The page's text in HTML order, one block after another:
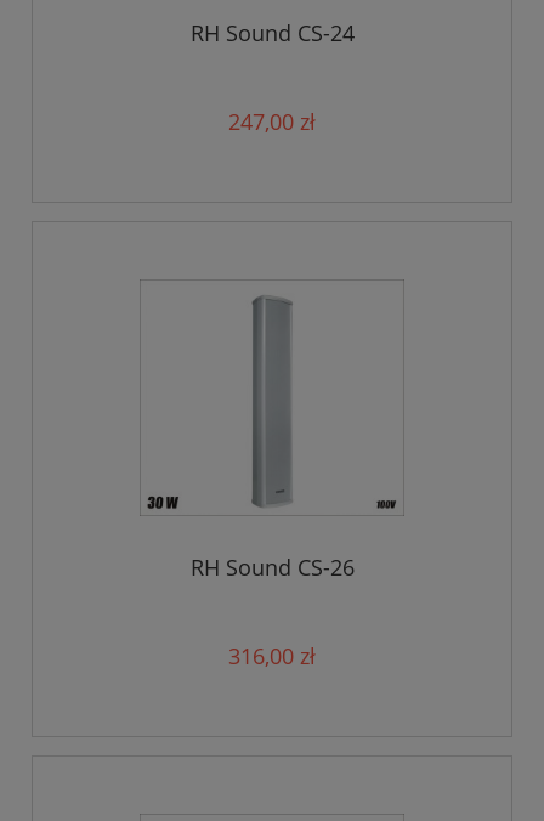
RH Sound CS-24
247,00 zł
RH Sound CS-26
316,00 zł